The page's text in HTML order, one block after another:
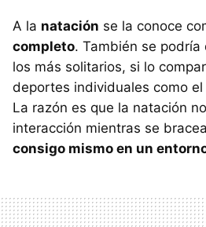
A la natación se la conoce
completo. También se
los más solitarios, si lo
deportes individuales como
La razón es que la natación
interacción mientras se
consigo mismo en un